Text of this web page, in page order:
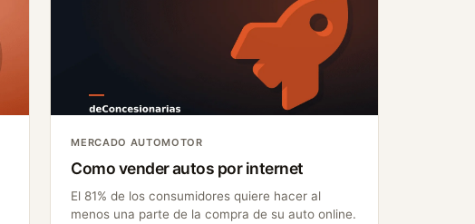
MERCADO AUTOMOTOR
Como vender autos por internet
El 81% de los consumidores quiere hacer al
menos una parte de la compra de su auto online.